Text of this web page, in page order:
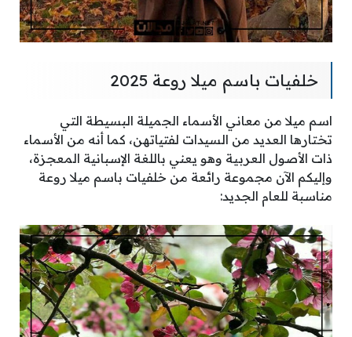
خلفيات باسم ميلا روعة 2025
اسم ميلا من معاني الأسماء الجميلة البسيطة التي
تختارها العديد من السيدات لفتياتهن، كما أنه من الأسماء
ذات الأصول العربية وهو يعني باللغة الإسبانية المعجزة،
وإليكم الآن مجموعة رائعة من خلفيات باسم ميلا روعة
مناسبة للعام الجديد: